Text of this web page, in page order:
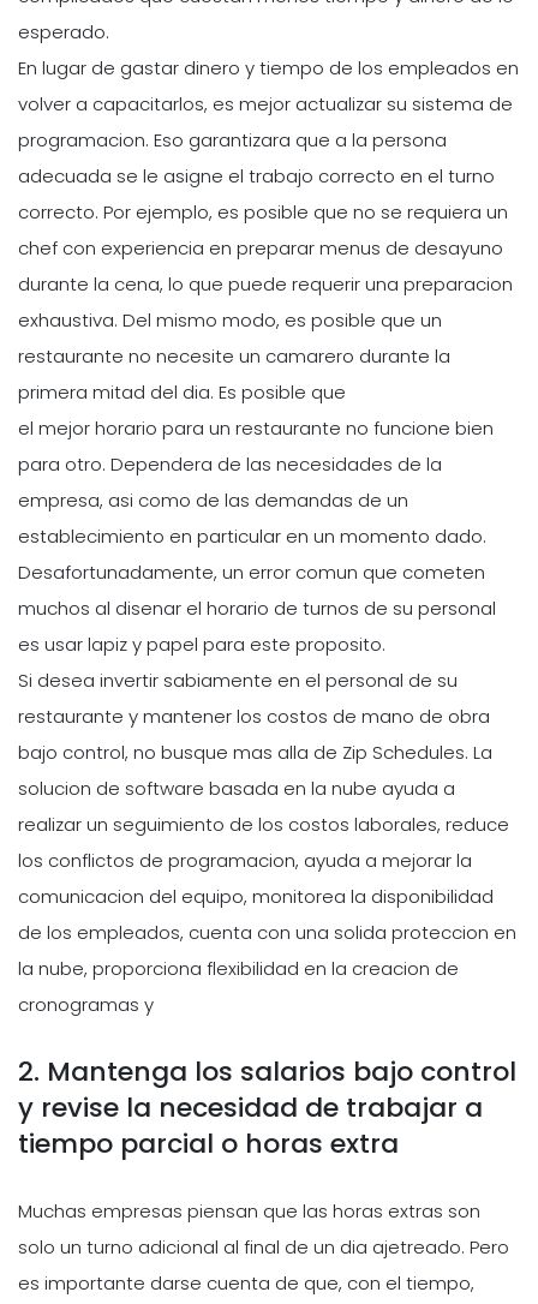
esperado.
En lugar de gastar dinero y tiempo de los empleados en
volver a capacitarlos, es mejor actualizar su sistema de
programacion. Eso garantizara que a la persona
adecuada se le asigne el trabajo correcto en el turno
correcto. Por ejemplo, es posible que no se requiera un
chef con experiencia en preparar menus de desayuno
durante la cena, lo que puede requerir una preparacion
exhaustiva. Del mismo modo, es posible que un
restaurante no necesite un camarero durante la
primera mitad del dia. Es posible que
el mejor horario para un restaurante no funcione bien
para otro. Dependera de las necesidades de la
empresa, asi como de las demandas de un
establecimiento en particular en un momento dado.
Desafortunadamente, un error comun que cometen
muchos al disenar el horario de turnos de su personal
es usar lapiz y papel para este proposito.
Si desea invertir sabiamente en el personal de su
restaurante y mantener los costos de mano de obra
bajo control, no busque mas alla de Zip Schedules. La
solucion de software basada en la nube ayuda a
realizar un seguimiento de los costos laborales, reduce
los conflictos de programacion, ayuda a mejorar la
comunicacion del equipo, monitorea la disponibilidad
de los empleados, cuenta con una solida proteccion en
la nube, proporciona flexibilidad en la creacion de
cronogramas y
2. Mantenga los salarios bajo control
y revise la necesidad de trabajar a
tiempo parcial o horas extra
Muchas empresas piensan que las horas extras son
solo un turno adicional al final de un dia ajetreado. Pero
es importante darse cuenta de que, con el tiempo,